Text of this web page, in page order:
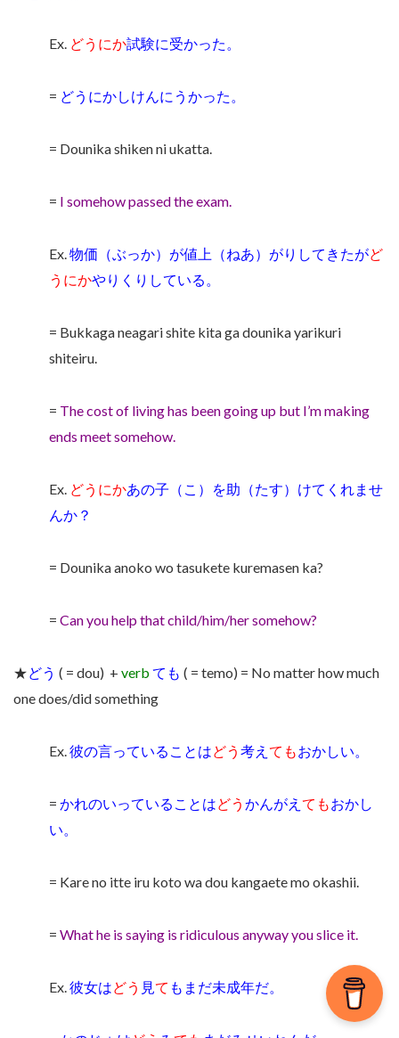
Ex. どうにか試験に受かった。
= どうにかしけんにうかった。
= Dounika shiken ni ukatta.
= I somehow passed the exam.
Ex. 物価（ぶっか）が値上（ねあ）がりしてきたがど
うにかやりくりしている。
= Bukkaga neagari shite kita ga dounika yarikuri
shiteiru.
= The cost of living has been going up but I’m making
ends meet somehow.
Ex. どうにかあの子（こ）を助（たす）けてくれませ
んか？
= Dounika anoko wo tasukete kuremasen ka?
= Can you help that child/him/her somehow?
★どう ( = dou) + verb ても ( = temo) = No matter how much
one does/did something
Ex. 彼の言っていることはどう 考え ても おかしい。
= かれのいっていることはどう かんがえ ても おかし
い。
= Kare no itte iru koto wa dou kangaete mo okashii.
= What he is saying is ridiculous anyway you slice it.
Ex. 彼女はどう 見て もまだ未成年だ。